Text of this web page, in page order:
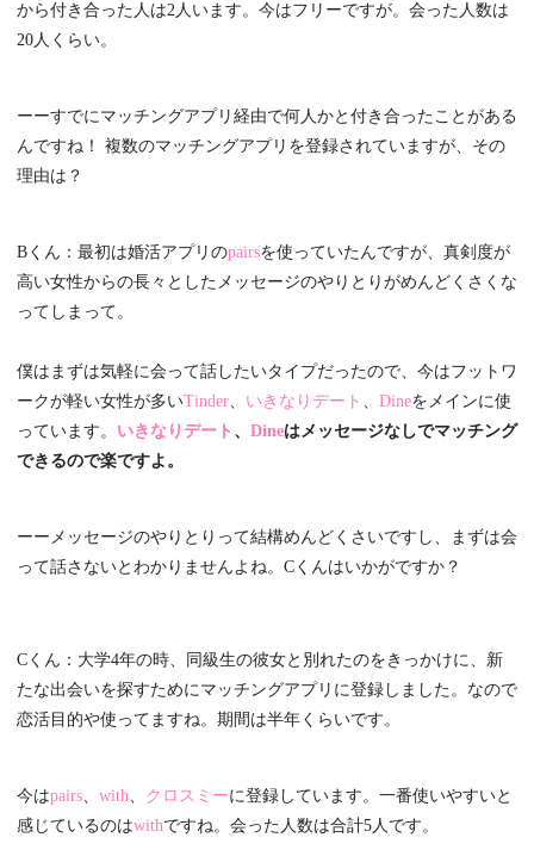
から付き合った人は2人います。今はフリーですが。会った人数は
20人くらい。
ーーすでにマッチングアプリ経由で何人かと付き合ったことがある
んですね！ 複数のマッチングアプリを登録されていますが、その
理由は？
Bくん：最初は婚活アプリのpairsを使っていたんですが、真剣度が
高い女性からの長々としたメッセージのやりとりがめんどくさくな
ってしまって。
僕はまずは気軽に会って話したいタイプだったので、今はフットワ
ークが軽い女性が多いTinder、 いきなりデート 、 Dineをメインに使
っています。 いきなりデート 、 Dineはメッセージなしでマッチング
できるので楽ですよ。
ーーメッセージのやりとりって結構めんどくさいですし、まずは会
って話さないとわかりませんよね。Cくんはいかがですか？
Cくん：大学4年の時、同級生の彼女と別れたのをきっかけに、新
たな出会いを探すためにマッチングアプリに登録しました。なので
恋活目的や使ってますね。期間は半年くらいです。
今はpairs、 with、 クロスミーに登録しています。一番使いやすいと
感じているのはwithですね。会った人数は合計5人です。